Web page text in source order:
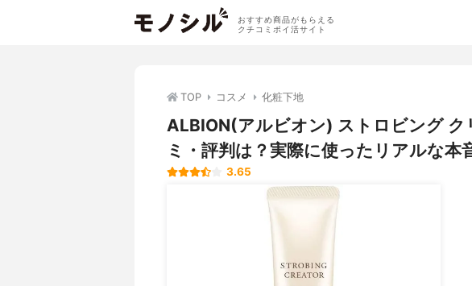
おすすめ商品がもらえる
クチコミポイ活サイト
TOP コスメ 化粧下地
ALBION(アルビオン) ストロビング ク
ミ・評判は？実際に使ったリアルな本
3.65